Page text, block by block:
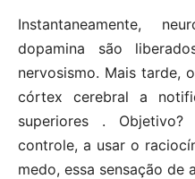
Instantaneamente,
dopamina são
nervosismo. Mais tarde,
córtex cerebral a
superiores .
controle, a usar o
medo, essa sensação de